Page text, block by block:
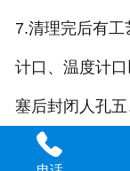
7.清理完后有
计口、温度计
塞后封闭人孔五
